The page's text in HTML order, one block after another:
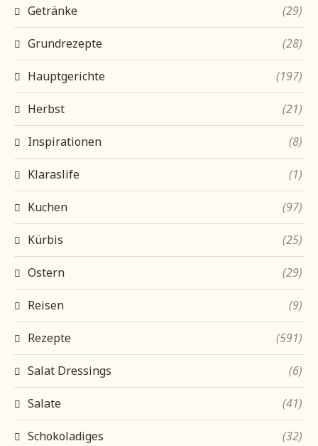
Getränke (29)
Grundrezepte (28)
Hauptgerichte (197)
Herbst (21)
Inspirationen (8)
Klaraslife (1)
Kuchen (97)
Kürbis (25)
Ostern (29)
Reisen (9)
Rezepte (591)
Salat Dressings (6)
Salate (41)
Schokoladiges (32)